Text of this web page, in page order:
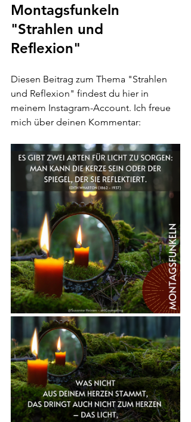
Montagsfunkeln
"Strahlen und
Reflexion"
Diesen Beitrag zum Thema "Strahlen
und Reflexion" findest du hier in
meinem Instagram-Account. Ich freue
mich über deinen Kommentar: